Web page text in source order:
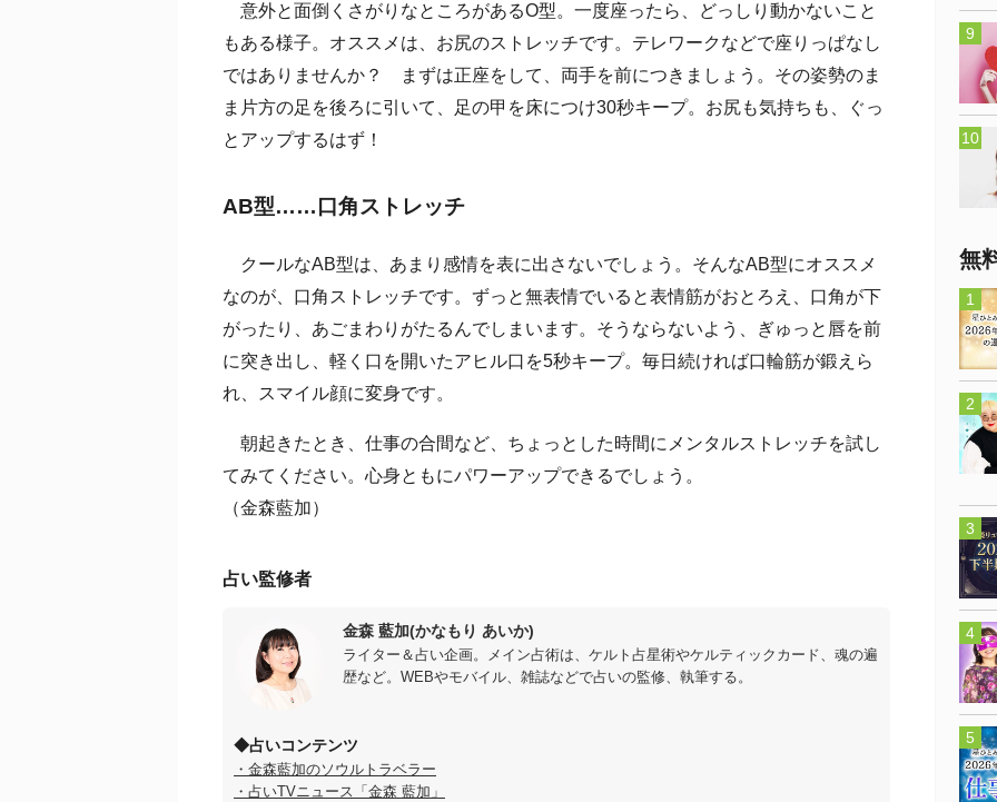
意外と面倒くさがりなところがあるO型。一度座ったら、どっしり動かないこと
もある様子。オススメは、お尻のストレッチです。テレワークなどで座りっぱなし
ではありませんか？ まずは正座をして、両手を前につきましょう。その姿勢のま
ま片方の足を後ろに引いて、足の甲を床につけ30秒キープ。お尻も気持ちも、ぐっ
とアップするはず！
AB型……口角ストレッチ
クールなAB型は、あまり感情を表に出さないでしょう。そんなAB型にオススメ
なのが、口角ストレッチです。ずっと無表情でいると表情筋がおとろえ、口角が下
がったり、あごまわりがたるんでしまいます。そうならないよう、ぎゅっと唇を前
に突き出し、軽く口を開いたアヒル口を5秒キープ。毎日続ければ口輪筋が鍛えら
れ、スマイル顔に変身です。
朝起きたとき、仕事の合間など、ちょっとした時間にメンタルストレッチを試し
てみてください。心身ともにパワーアップできるでしょう。
（金森藍加）
占い監修者
金森 藍加(かなもり あいか)
ライター＆占い企画。メイン占術は、ケルト占星術やケルティックカード、魂の遍
歴など。WEBやモバイル、雑誌などで占いの監修、執筆する。
◆占いコンテンツ
・金森藍加のソウルトラベラー
・占いTVニュース「金森 藍加」
無